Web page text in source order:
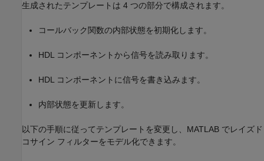
生成されたテンプレートは 4 つの部分で構成されます。
コールバック関数の内部状態を初期化します。
HDL コンポーネントから信号を読み取ります。
HDL コンポーネントに信号を書き込みます。
内部状態を更新します。
以下の手順に従ってテンプレートを変更し、MATLAB でレイズド
コサイン フィルターをモデル化できます。